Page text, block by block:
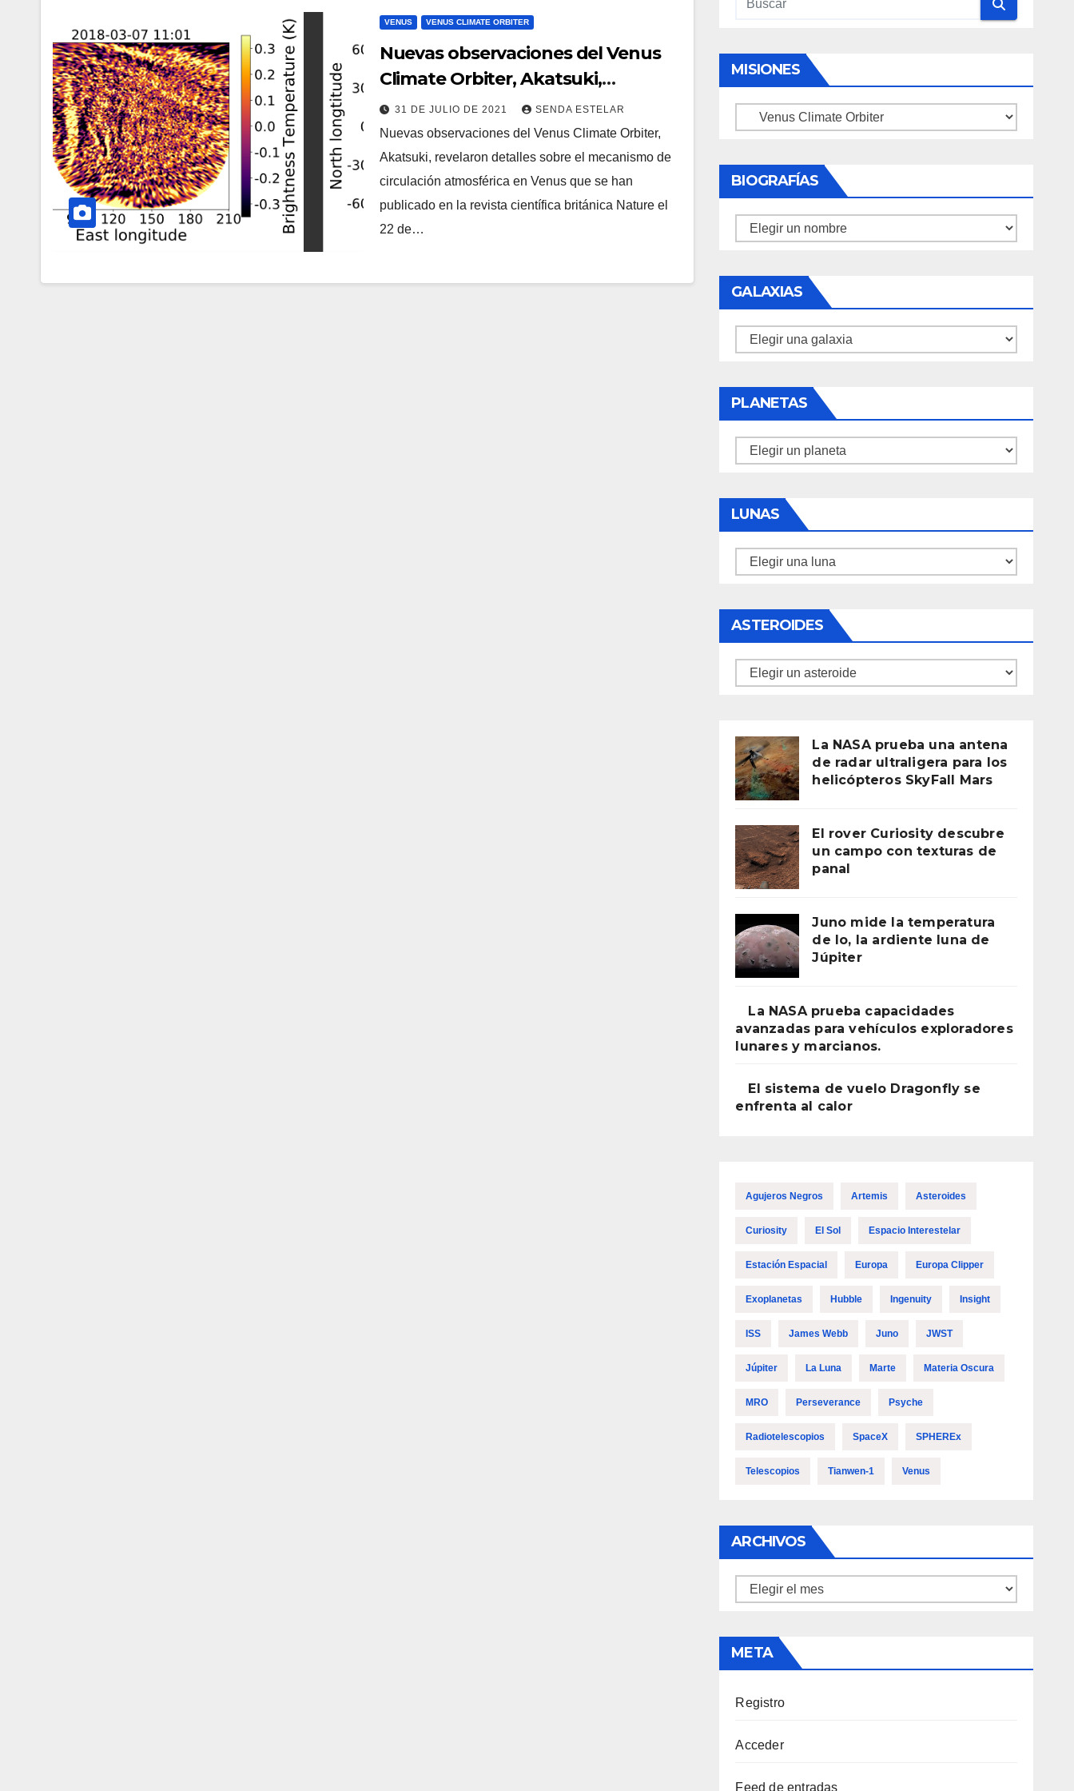
VENUS VENUS CLIMATE ORBITER
Nuevas observaciones del Venus
Climate Orbiter, Akatsuki,
publicadas en Nature
31 DE JULIO DE 2021 SENDA ESTELAR
Nuevas observaciones del Venus Climate Orbiter,
Akatsuki, revelaron detalles sobre el mecanismo de
circulación atmosférica en Venus que se han
publicado en la revista científica británica Nature el
22 de…
MISIONES
Misiones
BIOGRAFÍAS
Biografías
GALAXIAS
Galaxias
PLANETAS
Planetas
LUNAS
Lunas
ASTEROIDES
Asteroides
La NASA prueba una antena
de radar ultraligera para los
helicópteros SkyFall Mars
El rover Curiosity descubre
un campo con texturas de
panal
Juno mide la temperatura
de Io, la ardiente luna de
Júpiter
La NASA prueba capacidades
avanzadas para vehículos exploradores
lunares y marcianos.
El sistema de vuelo Dragonfly se
enfrenta al calor
Agujeros Negros Artemis Asteroides
Curiosity El Sol Espacio Interestelar
Estación Espacial Europa Europa Clipper
Exoplanetas Hubble Ingenuity Insight
ISS James Webb Juno JWST
Júpiter La Luna Marte Materia Oscura
MRO Perseverance Psyche
Radiotelescopios SpaceX SPHEREx
Telescopios Tianwen-1 Venus
ARCHIVOS
Archivos
META
Registro
Acceder
Feed de entradas